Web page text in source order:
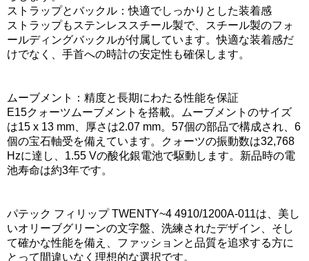
ストラップとバックル：快適でしっかりとした装着感
ストラップもステンレススチール製で、スチール製のフォ
ールディングバックルが付属しています。快適な装着感だ
けでなく、手首への時計の安定性も確保します。
ムーブメント：精度と長期にわたる性能を保証
E15クォーツムーブメントを搭載。ムーブメントのサイズ
は15 x 13 mm、厚さは2.07 mm。57個の部品で構成され、6
個の宝石軸受を備えています。クォーツの振動数は32,768
Hzに達し、1.55 Vの酸化銀電池で駆動します。新品時の電
池寿命は約3年です。
パテック フィリップ TWENTY~4 4910/1200A-011は、美し
いオリーブグリーンの文字盤、洗練されたデザイン、そし
て確かな性能を備え、ファッションと品質を追求する方に
とって間違いなく理想的な選択です。